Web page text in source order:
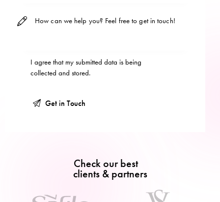
I agree that my submitted data is being
collected and stored.
Check our best
clients & partners